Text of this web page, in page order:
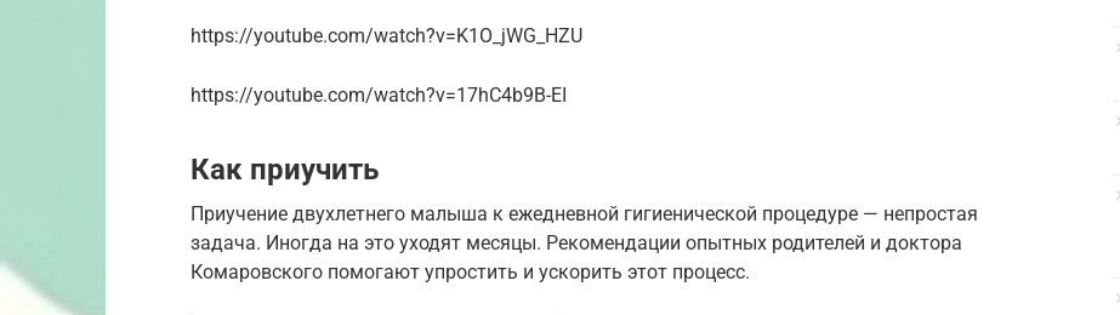
https://youtube.com/watch?v=K1O_jWG_HZU
https://youtube.com/watch?v=17hC4b9B-EI
Как приучить
Приучение двухлетнего малыша к ежедневной гигиенической процедуре — непростая
задача. Иногда на это уходят месяцы. Рекомендации опытных родителей и доктора
Комаровского помогают упростить и ускорить этот процесс.